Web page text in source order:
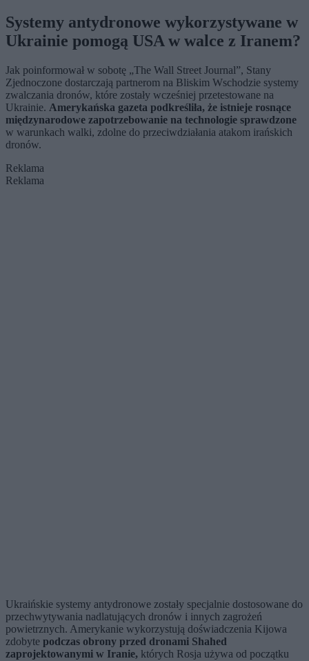
Systemy antydronowe wykorzystywane w
Ukrainie pomogą USA w walce z Iranem?
Jak poinformował w sobotę „The Wall Street Journal”, Stany
Zjednoczone dostarczają partnerom na Bliskim Wschodzie systemy
zwalczania dronów, które zostały wcześniej przetestowane na
Ukrainie. Amerykańska gazeta podkreśliła, że istnieje rosnące
międzynarodowe zapotrzebowanie na technologie sprawdzone
w warunkach walki, zdolne do przeciwdziałania atakom irańskich
dronów.
Reklama
Reklama
Ukraińskie systemy antydronowe zostały specjalnie dostosowane do
przechwytywania nadlatujących dronów i innych zagrożeń
powietrznych. Amerykanie wykorzystują doświadczenia Kijowa
zdobyte podczas obrony przed dronami Shahed
zaprojektowanymi w Iranie, których Rosja używa od początku